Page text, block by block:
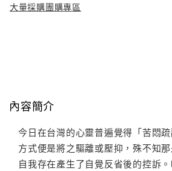
大量採購團購專區
內容簡介
今日在台灣的心靈普遍覺得「苦悶
方式便是將之驅離或壓抑，殊不知
自我存在產生了自覺反省後的控訴